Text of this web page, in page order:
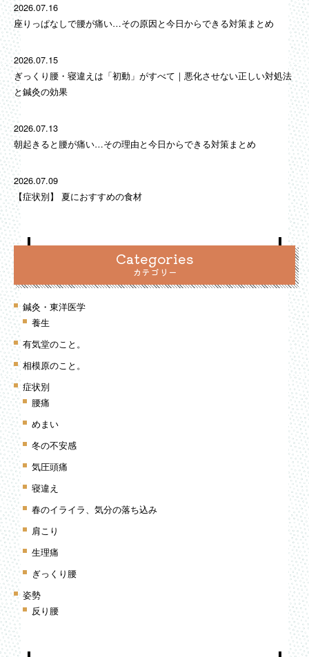
2026.07.16
座りっぱなしで腰が痛い…その原因と今日からできる対策まとめ
2026.07.15
ぎっくり腰・寝違えは「初動」がすべて｜悪化させない正しい対処法
と鍼灸の効果
2026.07.13
朝起きると腰が痛い…その理由と今日からできる対策まとめ
2026.07.09
【症状別】 夏におすすめの食材
Categories
カテゴリー
鍼灸・東洋医学
養生
有気堂のこと。
相模原のこと。
症状別
腰痛
めまい
冬の不安感
気圧頭痛
寝違え
春のイライラ、気分の落ち込み
肩こり
生理痛
ぎっくり腰
姿勢
反り腰